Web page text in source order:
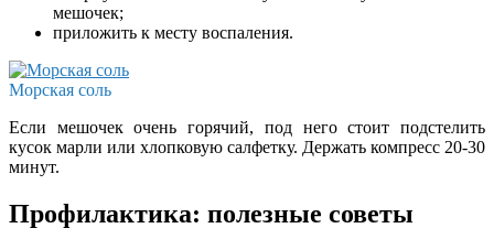
мешочек;
приложить к месту воспаления.
Морская соль
Если мешочек очень горячий, под него стоит подстелить
кусок марли или хлопковую салфетку. Держать компресс 20-30
минут.
Профилактика: полезные советы